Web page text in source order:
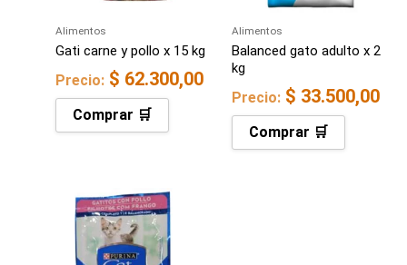
Alimentos
Gati carne y pollo x 15 kg
Precio: $ 62.300,00
Comprar 🛒
Alimentos
Balanced gato adulto x 2
kg
Precio: $ 33.500,00
Comprar 🛒